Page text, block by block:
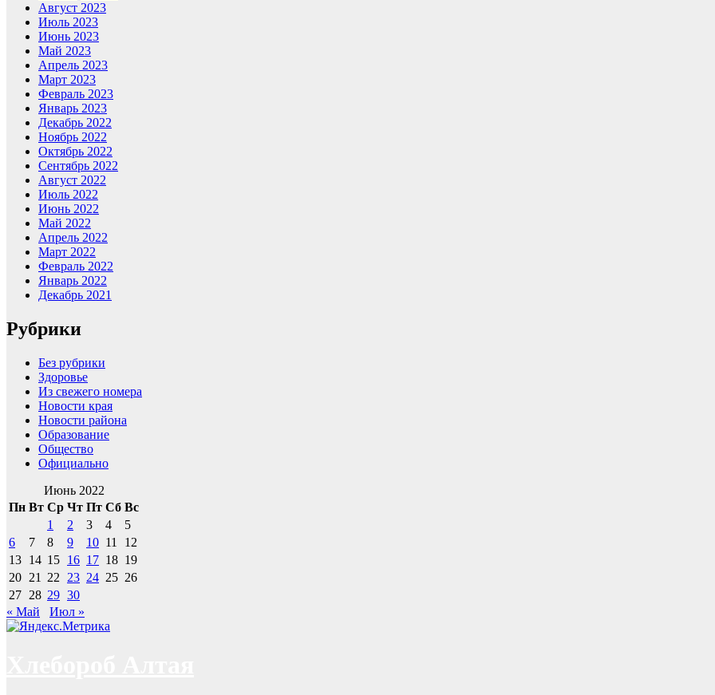
Август 2023
Июль 2023
Июнь 2023
Май 2023
Апрель 2023
Март 2023
Февраль 2023
Январь 2023
Декабрь 2022
Ноябрь 2022
Октябрь 2022
Сентябрь 2022
Август 2022
Июль 2022
Июнь 2022
Май 2022
Апрель 2022
Март 2022
Февраль 2022
Январь 2022
Декабрь 2021
Рубрики
Без рубрики
Здоровье
Из свежего номера
Новости края
Новости района
Образование
Общество
Официально
Июнь 2022
Пн Вт Ср Чт Пт Сб Вс
1
2 3 4
5
6
7 8 9 10 11
12
13 14 15 16 17 18 19
20 21 22 23 24 25 26
27 28 29 30
« Май
Июл »